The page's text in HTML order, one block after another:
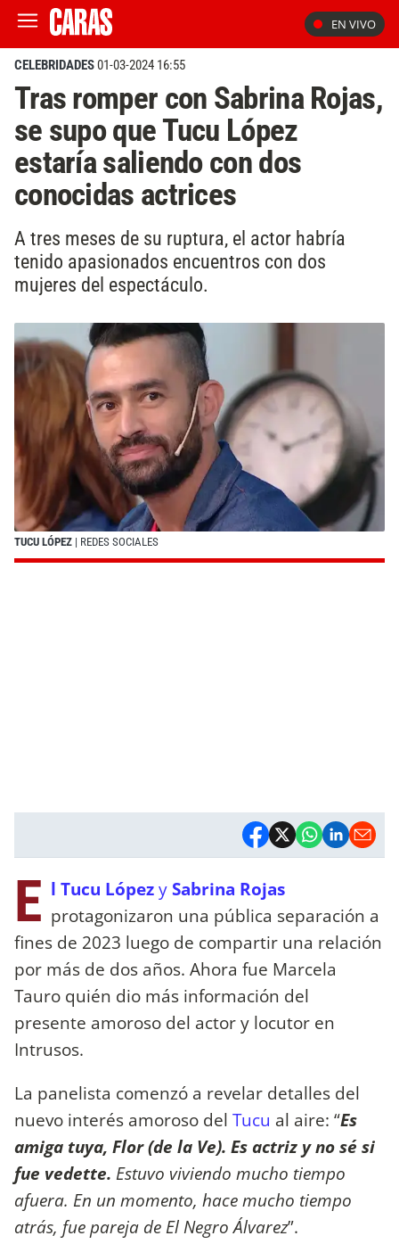
EN VIVO
CELEBRIDADES01-03-2024 16:55
Tras romper con Sabrina Rojas,
se supo que Tucu López
estaría saliendo con dos
conocidas actrices
A tres meses de su ruptura, el actor habría
tenido apasionados encuentros con dos
mujeres del espectáculo.
TUCU LÓPEZ | REDES SOCIALES
E l Tucu LópezySabrina Rojas
protagonizaron una pública separación a
fines de 2023 luego de compartir una relación
por más de dos años. Ahora fue Marcela
Tauro quién dio más información del
presente amoroso del actor y locutor en
Intrusos.
La panelista comenzó a revelar detalles del
nuevo interés amoroso del Tucu al aire: “Es
amiga tuya, Flor (de la Ve). Es actriz y no sé si
fue vedette. Estuvo viviendo mucho tiempo
afuera. En un momento, hace mucho tiempo
atrás, fue pareja de El Negro Álvarez”.